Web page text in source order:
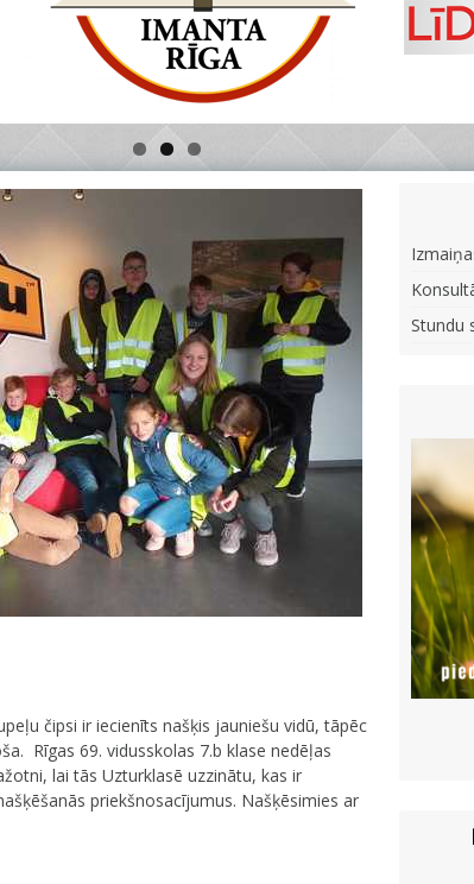
čipsi ir iecienīts našķis jauniešu vidū, tāpēc
Rīgas 69. vidusskolas 7.b klase nedēļas
lai tās Uzturklasē uzzinātu, kas ir
priekšnosacījumus. Našķēsimies ar
Stundu